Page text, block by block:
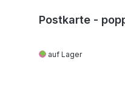
Postkarte -
auf Lager